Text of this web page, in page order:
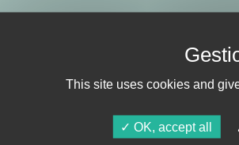
This site uses cookies and
OK, accept all